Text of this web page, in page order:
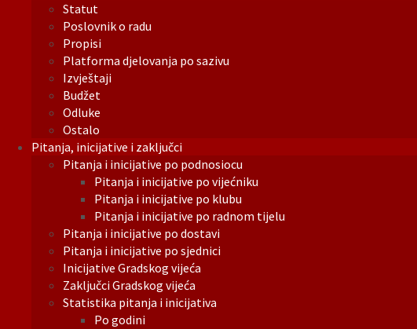
Statut
Poslovnik o radu
Propisi
Platforma djelovanja po sazivu
Izvještaji
Budžet
Odluke
Ostalo
Pitanja, inicijative i zaključci
Pitanja i inicijative po podnosiocu
Pitanja i inicijative po vijećniku
Pitanja i inicijative po klubu
Pitanja i inicijative po radnom tijelu
Pitanja i inicijative po dostavi
Pitanja i inicijative po sjednici
Inicijative Gradskog vijeća
Zaključci Gradskog vijeća
Statistika pitanja i inicijativa
Po godini